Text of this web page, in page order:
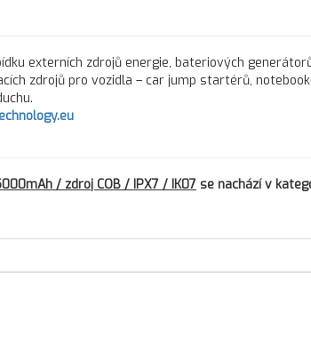
externích zdrojů energie, bateriových
zdrojů pro vozidla – car jump startérů,
/ zdroj COB / IPX7 / IK07 se nachází v